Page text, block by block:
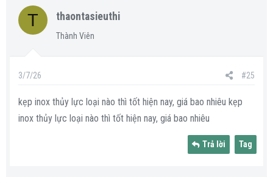
T thaontasieuthi
Thành Viên
3/7/26 #25
kẹp inox thủy lực loại nào thì tốt hiện nay, giá bao nhiêu kẹp
inox thủy lực loại nào thì tốt hiện nay, giá bao nhiêu
Trả lời Tag